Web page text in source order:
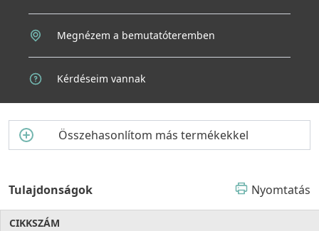
Megnézem a bemutatóteremben
Kérdéseim vannak
Összehasonlítom más termékekkel
Tulajdonságok Nyomtatás
CIKKSZÁM